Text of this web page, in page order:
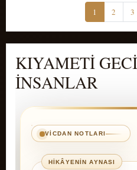
1 2 3
KIYAMETİ
İNSANLAR
VICDAN NOTLARI